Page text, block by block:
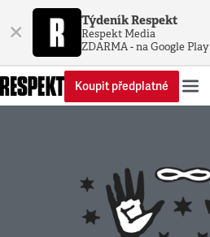
× Týdeník Respekt
Respekt Media
ZDARMA - na Google Play
Koupit předplatné